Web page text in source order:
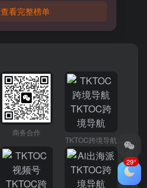
查看完整榜单
商务合作
TKTOC跨境导航
29°